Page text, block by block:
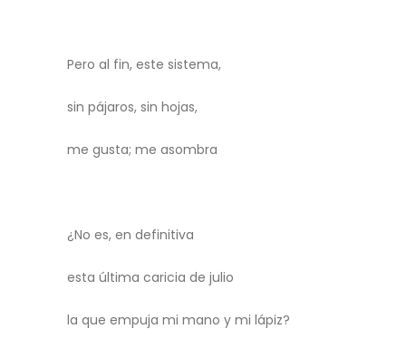
Pero al fin, este sistema,
sin pájaros, sin hojas,
me gusta; me asombra
¿No es, en definitiva
esta última caricia de julio
la que empuja mi mano y mi lápiz?